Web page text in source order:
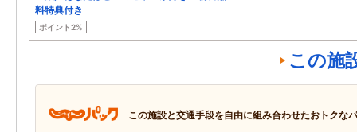
料特典付き
ポイント2%
この施
この施設と交通手段を自由に組み合わせたおトクな